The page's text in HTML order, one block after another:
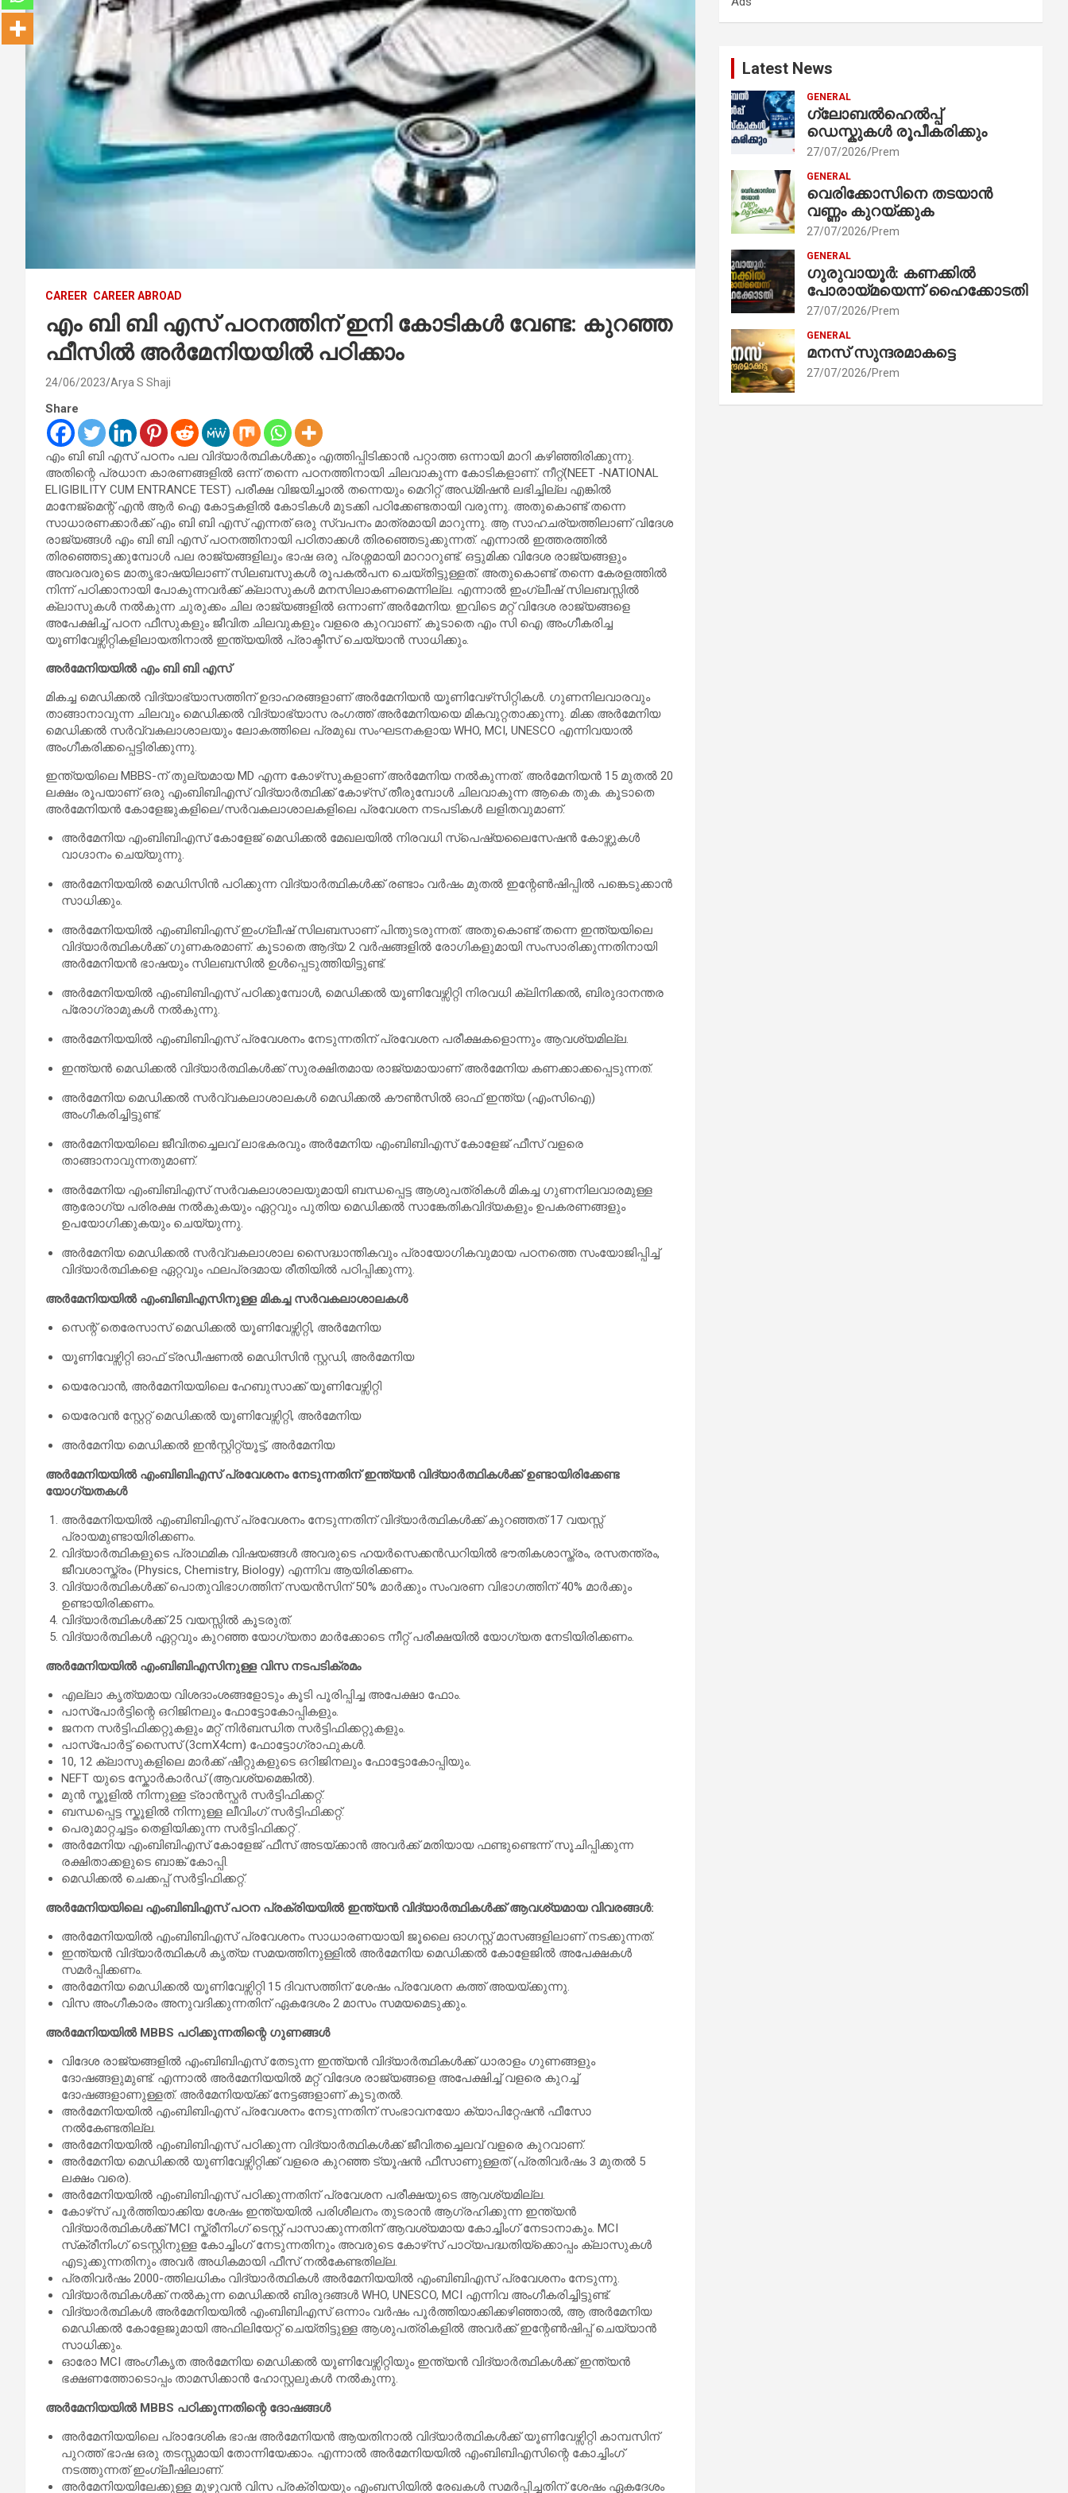
CAREER CAREER ABROAD
എം ബി ബി എസ് പഠനത്തിന് ഇനി കോടികൾ വേണ്ട: കുറഞ്ഞ
ഫീസിൽ അർമേനിയയിൽ പഠിക്കാം
24/06/2023 Arya S Shaji
Share
എം ബി ബി എസ് പഠനം പല വിദ്യാർത്ഥികൾക്കും എത്തിപ്പിടിക്കാൻ പറ്റാത്ത ഒന്നായി മാറി കഴിഞ്ഞിരിക്കുന്നു.
അതിന്റെ പ്രധാന കാരണങ്ങളിൽ ഒന്ന് തന്നെ പഠനത്തിനായി ചിലവാകുന്ന കോടികളാണ്. നീറ്റ്(NEET -NATIONAL
ELIGIBILITY CUM ENTRANCE TEST) പരീക്ഷ വിജയിച്ചാൽ തന്നെയും മെറിറ്റ് അഡ്‌മിഷൻ ലഭിച്ചില്ല എങ്കിൽ
മാനേജ്‌മെന്റ്‌ എൻ ആർ ഐ കോട്ടകളിൽ കോടികൾ മുടക്കി പഠിക്കേണ്ടതായി വരുന്നു. അതുകൊണ്ട് തന്നെ
സാധാരണക്കാർക്ക് എം ബി ബി എസ് എന്നത് ഒരു സ്വപനം മാത്രമായി മാറുന്നു. ആ സാഹചര്യത്തിലാണ് വിദേശ
രാജ്യങ്ങൾ എം ബി ബി എസ് പഠനത്തിനായി പഠിതാക്കൾ തിരഞ്ഞെടുക്കുന്നത്. എന്നാൽ ഇത്തരത്തിൽ
തിരഞ്ഞെടുക്കുമ്പോൾ പല രാജ്യങ്ങളിലും ഭാഷ ഒരു പ്രശ്നമായി മാറാറുണ്ട്. ഒട്ടുമിക്ക വിദേശ രാജ്യങ്ങളും
അവരവരുടെ മാതൃഭാഷയിലാണ് സിലബസുകൾ രൂപകൽപന ചെയ്തിട്ടുള്ളത്. അതുകൊണ്ട് തന്നെ കേരളത്തിൽ
നിന്ന് പഠിക്കാനായി പോകുന്നവർക്ക് ക്ലാസുകൾ മനസിലാകണമെന്നില്ല. എന്നാൽ ഇംഗ്ലീഷ് സിലബസ്സിൽ
ക്ലാസുകൾ നൽകുന്ന ചുരുക്കം ചില രാജ്യങ്ങളിൽ ഒന്നാണ് അർമേനിയ. ഇവിടെ മറ്റ് വിദേശ രാജ്യങ്ങളെ
അപേക്ഷിച്ച് പഠന ഫീസുകളും ജീവിത ചിലവുകളും വളരെ കുറവാണ്. കൂടാതെ എം സി ഐ അംഗീകരിച്ച
യൂണിവേഴ്സിറ്റികളിലായതിനാൽ ഇന്ത്യയിൽ പ്രാക്ടീസ് ചെയ്യാൻ സാധിക്കും.
അർമേനിയയിൽ എം ബി ബി എസ്
മികച്ച മെഡിക്കൽ വിദ്യാഭ്യാസത്തിന് ഉദാഹരങ്ങളാണ് അർമേനിയൻ യൂണിവേഴ്‌സിറ്റികൾ. ഗുണനിലവാരവും
താങ്ങാനാവുന്ന ചിലവും മെഡിക്കൽ വിദ്യാഭ്യാസ രംഗത്ത് അർമേനിയയെ മികവുറ്റതാക്കുന്നു. മിക്ക അർമേനിയ
മെഡിക്കൽ സർവ്വകലാശാലയും ലോകത്തിലെ പ്രമുഖ സംഘടനകളായ WHO, MCI, UNESCO എന്നിവയാൽ
അംഗീകരിക്കപ്പെട്ടിരിക്കുന്നു.
ഇന്ത്യയിലെ MBBS-ന് തുല്യമായ MD എന്ന കോഴ്‌സുകളാണ് അർമേനിയ നൽകുന്നത്. അർമേനിയൻ 15 മുതൽ 20
ലക്ഷം രൂപയാണ് ഒരു എംബിബിഎസ് വിദ്യാർത്ഥിക്ക് കോഴ്‌സ് തീരുമ്പോൾ ചിലവാകുന്ന ആകെ തുക. കൂടാതെ
അർമേനിയൻ കോളേജുകളിലെ/സർവകലാശാലകളിലെ പ്രവേശന നടപടികൾ ലളിതവുമാണ്.
അർമേനിയ എംബിബിഎസ് കോളേജ് മെഡിക്കൽ മേഖലയിൽ നിരവധി സ്പെഷ്യലൈസേഷൻ കോഴ്സുകൾ
വാഗ്ദാനം ചെയ്യുന്നു.
അർമേനിയയിൽ മെഡിസിൻ പഠിക്കുന്ന വിദ്യാർത്ഥികൾക്ക് രണ്ടാം വർഷം മുതൽ ഇന്റേൺഷിപ്പിൽ പങ്കെടുക്കാൻ
സാധിക്കും.
അർമേനിയയിൽ എംബിബിഎസ് ഇംഗ്ലീഷ് സിലബസാണ്‌ പിന്തുടരുന്നത്. അതുകൊണ്ട് തന്നെ ഇന്ത്യയിലെ
വിദ്യാർത്ഥികൾക്ക് ഗുണകരമാണ്. കൂടാതെ ആദ്യ 2 വർഷങ്ങളിൽ രോഗികളുമായി സംസാരിക്കുന്നതിനായി
അർമേനിയൻ ഭാഷയും സിലബസിൽ ഉൾപ്പെടുത്തിയിട്ടുണ്ട്.
അർമേനിയയിൽ എംബിബിഎസ് പഠിക്കുമ്പോൾ, മെഡിക്കൽ യൂണിവേഴ്സിറ്റി നിരവധി ക്ലിനിക്കൽ, ബിരുദാനന്തര
പ്രോഗ്രാമുകൾ നൽകുന്നു.
അർമേനിയയിൽ എംബിബിഎസ് പ്രവേശനം നേടുന്നതിന് പ്രവേശന പരീക്ഷകളൊന്നും ആവശ്യമില്ല.
ഇന്ത്യൻ മെഡിക്കൽ വിദ്യാർത്ഥികൾക്ക് സുരക്ഷിതമായ രാജ്യമായാണ് അർമേനിയ കണക്കാക്കപ്പെടുന്നത്.
അർമേനിയ മെഡിക്കൽ സർവ്വകലാശാലകൾ മെഡിക്കൽ കൗൺസിൽ ഓഫ് ഇന്ത്യ (എംസിഐ)
അംഗീകരിച്ചിട്ടുണ്ട്.
അർമേനിയയിലെ ജീവിതച്ചെലവ് ലാഭകരവും അർമേനിയ എംബിബിഎസ് കോളേജ് ഫീസ് വളരെ
താങ്ങാനാവുന്നതുമാണ്.
അർമേനിയ എം‌ബി‌ബി‌എസ് സർവകലാശാലയുമായി ബന്ധപ്പെട്ട ആശുപത്രികൾ മികച്ച ഗുണനിലവാരമുള്ള
ആരോഗ്യ പരിരക്ഷ നൽകുകയും ഏറ്റവും പുതിയ മെഡിക്കൽ സാങ്കേതികവിദ്യകളും ഉപകരണങ്ങളും
ഉപയോഗിക്കുകയും ചെയ്യുന്നു.
അർമേനിയ മെഡിക്കൽ സർവ്വകലാശാല സൈദ്ധാന്തികവും പ്രായോഗികവുമായ പഠനത്തെ സംയോജിപ്പിച്ച്
വിദ്യാർത്ഥികളെ ഏറ്റവും ഫലപ്രദമായ രീതിയിൽ പഠിപ്പിക്കുന്നു.
അർമേനിയയിൽ എംബിബിഎസിനുള്ള മികച്ച സർവകലാശാലകൾ
സെന്റ് തെരേസാസ് മെഡിക്കൽ യൂണിവേഴ്സിറ്റി, അർമേനിയ
യൂണിവേഴ്സിറ്റി ഓഫ് ട്രഡീഷണൽ മെഡിസിൻ സ്റ്റഡി, അർമേനിയ
യെരേവാൻ, അർമേനിയയിലെ ഹേബുസാക്ക് യൂണിവേഴ്സിറ്റി
യെരേവൻ സ്റ്റേറ്റ് മെഡിക്കൽ യൂണിവേഴ്സിറ്റി, അർമേനിയ
അർമേനിയ മെഡിക്കൽ ഇൻസ്റ്റിറ്റ്യൂട്ട്, അർമേനിയ
അർമേനിയയിൽ എം‌ബി‌ബി‌എസ് പ്രവേശനം നേടുന്നതിന് ഇന്ത്യൻ വിദ്യാർത്ഥികൾക്ക് ഉണ്ടായിരിക്കേണ്ട
യോഗ്യതകൾ
അർമേനിയയിൽ എംബിബിഎസ് പ്രവേശനം നേടുന്നതിന് വിദ്യാർത്ഥികൾക്ക് കുറഞ്ഞത് 17 വയസ്സ്
പ്രായമുണ്ടായിരിക്കണം.
വിദ്യാർത്ഥികളുടെ പ്രാഥമിക വിഷയങ്ങൾ അവരുടെ ഹയർസെക്കൻഡറിയിൽ ഭൗതികശാസ്ത്രം, രസതന്ത്രം,
ജീവശാസ്ത്രം (Physics, Chemistry, Biology) എന്നിവ ആയിരിക്കണം.
വിദ്യാർത്ഥികൾക്ക് പൊതുവിഭാഗത്തിന് സയൻസിന് 50% മാർക്കും സംവരണ വിഭാഗത്തിന് 40% മാർക്കും
ഉണ്ടായിരിക്കണം.
വിദ്യാർത്ഥികൾക്ക് 25 വയസ്സിൽ കൂടരുത്.
വിദ്യാർത്ഥികൾ ഏറ്റവും കുറഞ്ഞ യോഗ്യതാ മാർക്കോടെ നീറ്റ് പരീക്ഷയിൽ യോഗ്യത നേടിയിരിക്കണം.
അർമേനിയയിൽ എംബിബിഎസിനുള്ള വിസ നടപടിക്രമം
എല്ലാ കൃത്യമായ വിശദാംശങ്ങളോടും കൂടി പൂരിപ്പിച്ച അപേക്ഷാ ഫോം.
പാസ്‌പോർട്ടിന്റെ ഒറിജിനലും ഫോട്ടോകോപ്പികളും.
ജനന സർട്ടിഫിക്കറ്റുകളും മറ്റ് നിർബന്ധിത സർട്ടിഫിക്കറ്റുകളും.
പാസ്‌പോർട്ട് സൈസ് (3cmX4cm) ഫോട്ടോഗ്രാഫുകൾ.
10, 12 ക്ലാസുകളിലെ മാർക്ക് ഷീറ്റുകളുടെ ഒറിജിനലും ഫോട്ടോകോപ്പിയും.
NEFT യുടെ സ്കോർകാർഡ് (ആവശ്യമെങ്കിൽ).
മുൻ സ്കൂളിൽ നിന്നുള്ള ട്രാൻസ്ഫർ സർട്ടിഫിക്കറ്റ്.
ബന്ധപ്പെട്ട സ്കൂളിൽ നിന്നുള്ള ലീവിംഗ് സർട്ടിഫിക്കറ്റ്.
പെരുമാറ്റച്ചട്ടം തെളിയിക്കുന്ന സർട്ടിഫിക്കറ്റ് .
അർമേനിയ എം‌ബി‌ബി‌എസ് കോളേജ് ഫീസ് അടയ്‌ക്കാൻ അവർക്ക് മതിയായ ഫണ്ടുണ്ടെന്ന് സൂചിപ്പിക്കുന്ന
രക്ഷിതാക്കളുടെ ബാങ്ക് കോപ്പി.
മെഡിക്കൽ ചെക്കപ്പ് സർട്ടിഫിക്കറ്റ്.
അർമേനിയയിലെ എംബിബിഎസ് പഠന പ്രക്രിയയിൽ ഇന്ത്യൻ വിദ്യാർത്ഥികൾക്ക് ആവശ്യമായ വിവരങ്ങൾ:
അർമേനിയയിൽ എംബിബിഎസ് പ്രവേശനം സാധാരണയായി ജൂലൈ ഓഗസ്റ്റ് മാസങ്ങളിലാണ് നടക്കുന്നത്.
ഇന്ത്യൻ വിദ്യാർത്ഥികൾ കൃത്യ സമയത്തിനുള്ളിൽ അർമേനിയ മെഡിക്കൽ കോളേജിൽ അപേക്ഷകൾ
സമർപ്പിക്കണം.
അർമേനിയ മെഡിക്കൽ യൂണിവേഴ്സിറ്റി 15 ദിവസത്തിന് ശേഷം പ്രവേശന കത്ത് അയയ്ക്കുന്നു.
വിസ അംഗീകാരം അനുവദിക്കുന്നതിന് ഏകദേശം 2 മാസം സമയമെടുക്കും.
അർമേനിയയിൽ MBBS പഠിക്കുന്നതിന്റെ ഗുണങ്ങൾ
വിദേശ രാജ്യങ്ങളിൽ എം‌ബി‌ബി‌എസ് തേടുന്ന ഇന്ത്യൻ വിദ്യാർത്ഥികൾക്ക് ധാരാളം ഗുണങ്ങളും
ദോഷങ്ങളുമുണ്ട്. എന്നാൽ അർമേനിയയിൽ മറ്റ് വിദേശ രാജ്യങ്ങളെ അപേക്ഷിച്ച് വളരെ കുറച്ച്
ദോഷങ്ങളാണുള്ളത്. അർമേനിയയ്ക്ക് നേട്ടങ്ങളാണ് കൂടുതൽ.
അർമേനിയയിൽ എംബിബിഎസ് പ്രവേശനം നേടുന്നതിന് സംഭാവനയോ ക്യാപിറ്റേഷൻ ഫീസോ
നൽകേണ്ടതില്ല.
അർമേനിയയിൽ എംബിബിഎസ് പഠിക്കുന്ന വിദ്യാർത്ഥികൾക്ക് ജീവിതച്ചെലവ് വളരെ കുറവാണ്.
അർമേനിയ മെഡിക്കൽ യൂണിവേഴ്സിറ്റിക്ക് വളരെ കുറഞ്ഞ ട്യൂഷൻ ഫീസാണുള്ളത് (പ്രതിവർഷം 3 മുതൽ 5
ലക്ഷം വരെ).
അർമേനിയയിൽ എംബിബിഎസ് പഠിക്കുന്നതിന് പ്രവേശന പരീക്ഷയുടെ ആവശ്യമില്ല.
കോഴ്‌സ് പൂർത്തിയാക്കിയ ശേഷം ഇന്ത്യയിൽ പരിശീലനം തുടരാൻ ആഗ്രഹിക്കുന്ന ഇന്ത്യൻ
വിദ്യാർത്ഥികൾക്ക് MCI സ്ക്രീനിംഗ് ടെസ്റ്റ് പാസാക്കുന്നതിന് ആവശ്യമായ കോച്ചിംഗ് നേടാനാകും. MCI
സ്‌ക്രീനിംഗ് ടെസ്റ്റിനുള്ള കോച്ചിംഗ് നേടുന്നതിനും അവരുടെ കോഴ്‌സ് പാഠ്യപദ്ധതിയ്‌ക്കൊപ്പം ക്ലാസുകൾ
എടുക്കുന്നതിനും അവർ അധികമായി ഫീസ് നൽകേണ്ടതില്ല.
പ്രതിവർഷം 2000-ത്തിലധികം വിദ്യാർത്ഥികൾ അർമേനിയയിൽ എംബിബിഎസ് പ്രവേശനം നേടുന്നു.
വിദ്യാർത്ഥികൾക്ക് നൽകുന്ന മെഡിക്കൽ ബിരുദങ്ങൾ WHO, UNESCO, MCI എന്നിവ അംഗീകരിച്ചിട്ടുണ്ട്.
വിദ്യാർത്ഥികൾ അർമേനിയയിൽ എംബിബിഎസ് ഒന്നാം വർഷം പൂർത്തിയാക്കിക്കഴിഞ്ഞാൽ, ആ അർമേനിയ
മെഡിക്കൽ കോളേജുമായി അഫിലിയേറ്റ് ചെയ്തിട്ടുള്ള ആശുപത്രികളിൽ അവർക്ക് ഇന്റേൺഷിപ്പ് ചെയ്യാൻ
സാധിക്കും.
ഓരോ MCI അംഗീകൃത അർമേനിയ മെഡിക്കൽ യൂണിവേഴ്സിറ്റിയും ഇന്ത്യൻ വിദ്യാർത്ഥികൾക്ക് ഇന്ത്യൻ
ഭക്ഷണത്തോടൊപ്പം താമസിക്കാൻ ഹോസ്റ്റലുകൾ നൽകുന്നു.
അർമേനിയയിൽ MBBS പഠിക്കുന്നതിന്റെ ദോഷങ്ങൾ
അർമേനിയയിലെ പ്രാദേശിക ഭാഷ അർമേനിയൻ ആയതിനാൽ വിദ്യാർത്ഥികൾക്ക് യൂണിവേഴ്സിറ്റി കാമ്പസിന്
പുറത്ത് ഭാഷ ഒരു തടസ്സമായി തോന്നിയേക്കാം. എന്നാൽ അർമേനിയയിൽ എംബിബിഎസിന്റെ കോച്ചിംഗ്
നടത്തുന്നത് ഇംഗ്ലീഷിലാണ്.
അർമേനിയയിലേക്കുള്ള മുഴുവൻ വിസ പ്രക്രിയയും എംബസിയിൽ രേഖകൾ സമർപ്പിച്ചതിന് ശേഷം ഏകദേശം
Latest News
GENERAL
ഗ്ലോബൽഹെൽപ്പ്
ഡെസ്കുകൾ രൂപീകരിക്കും
27/07/2026 Prem
GENERAL
വെരിക്കോസിനെ തടയാൻ
വണ്ണം കുറയ്ക്കുക
27/07/2026 Prem
GENERAL
ഗുരുവായൂർ: കണക്കിൽ
പോരായ്മയെന്ന് ഹൈക്കോടതി
27/07/2026 Prem
GENERAL
മനസ് സുന്ദരമാകട്ടെ
27/07/2026 Prem